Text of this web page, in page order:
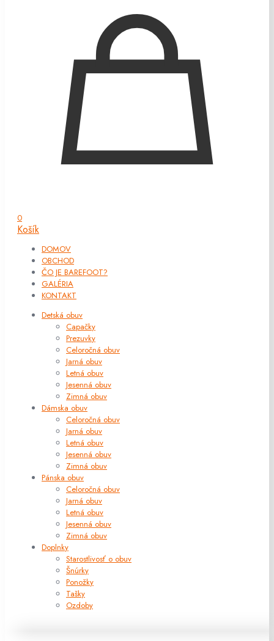
0
Košík
DOMOV
OBCHOD
ČO JE BAREFOOT?
GALÉRIA
KONTAKT
Detská obuv
Capačky
Prezuvky
Celoročná obuv
Jarná obuv
Letná obuv
Jesenná obuv
Zimná obuv
Dámska obuv
Celoročná obuv
Jarná obuv
Letná obuv
Jesenná obuv
Zimná obuv
Pánska obuv
Celoročná obuv
Jarná obuv
Letná obuv
Jesenná obuv
Zimná obuv
Doplnky
Starostlivosť o obuv
Šnúrky
Ponožky
Tašky
Ozdoby